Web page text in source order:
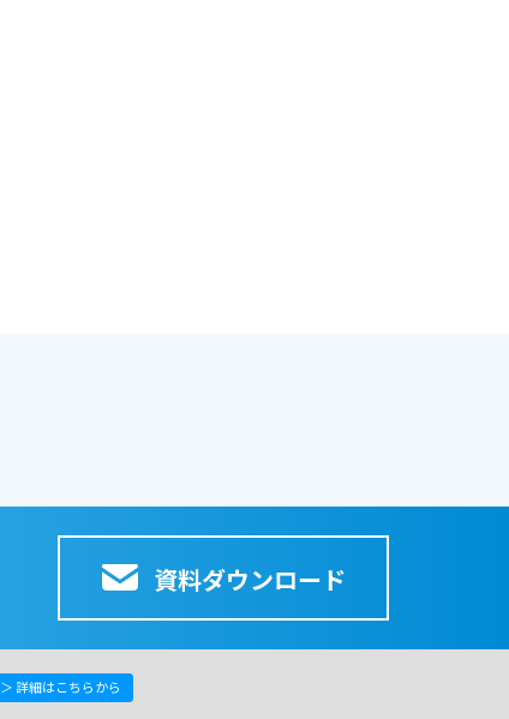
資料ダウンロード
＞ 詳細はこちらから